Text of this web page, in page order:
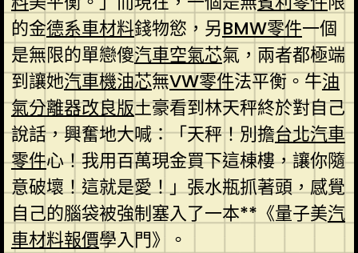
的金德系車材料錢物慾，另BMW零件一個
是無限的單戀傻汽車空氣芯氣，兩者都極端
到讓她汽車機油芯無VW零件法平衡。牛油
氣分離器改良版土豪看到林天秤終於對自己
說話，興奮地大喊：「天秤！別擔台北汽車
零件心！我用百萬現金買下這棟樓，讓你隨
意破壞！這就是愛！」張水瓶抓著頭，感覺
自己的腦袋被強制塞入了一本**《量子美汽
車材料報價學入門》。